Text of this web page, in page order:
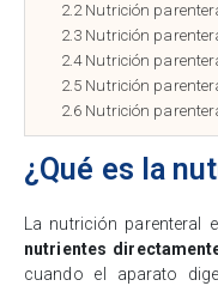
2.2Nutrición
2.3 Nutrición
2.4Nutrición
2.5 Nutrición
2.6 Nutrición
¿Qué es la
La nutrición parenteral
nutrientes
cuando el aparato